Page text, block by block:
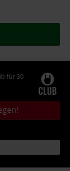
für 30